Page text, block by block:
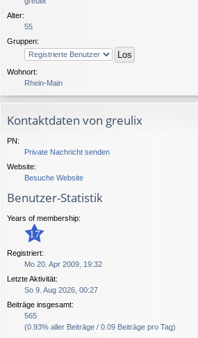
Alter:
55
Gruppen:
Wohnort:
Rhein-Main
Kontaktdaten von greulix
PN:
Private Nachricht senden
Website:
Besuche Website
Benutzer-Statistik
Years of membership:
17
Registriert:
Mo 20. Apr 2009, 19:32
Letzte Aktivität:
So 9. Aug 2026, 00:27
Beiträge insgesamt:
565
(0.93% aller Beiträge / 0.09 Beiträge pro Tag)